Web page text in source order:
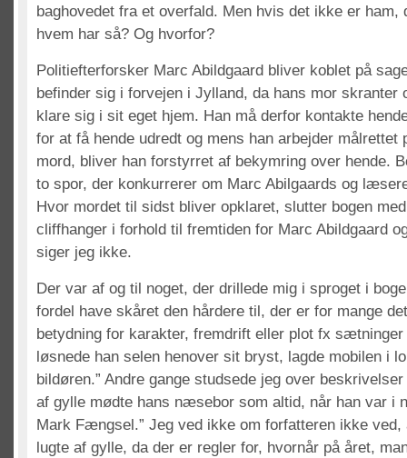
baghovedet fra et overfald. Men hvis det ikke er
hvem har så? Og hvorfor?
Politiefterforsker Marc Abildgaard bliver koblet på
befinder sig i forvejen i Jylland, da hans mor
klare sig i sit eget hjem. Han må derfor kontakte
for at få hende udredt og mens han arbejder målrettet
mord, bliver han forstyrret af bekymring over hende.
to spor, der konkurrerer om Marc Abilgaards og
Hvor mordet til sidst bliver opklaret, slutter bogen
cliffhanger i forhold til fremtiden for Marc Abildgaard
siger jeg ikke.
Der var af og til noget, der drillede mig i sproget i
fordel have skåret den hårdere til, der er for mange
betydning for karakter, fremdrift eller plot fx sætninger
løsnede han selen henover sit bryst, lagde mobilen i
bildøren.” Andre gange studsede jeg over
af gylle mødte hans næsebor som altid, når han var i
Mark Fængsel.” Jeg ved ikke om forfatteren ikke
lugte af gylle, da der er regler for, hvornår på året,